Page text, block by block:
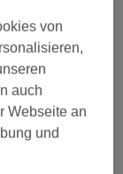
948 €
–18:00
– 15:15
von
auch
Webseite an
und